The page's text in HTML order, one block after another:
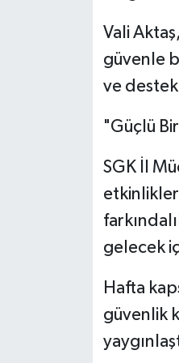
Vali
güvenle
ve
"Güçlü
SGK İl
gelecek
Hafta
güvenlik